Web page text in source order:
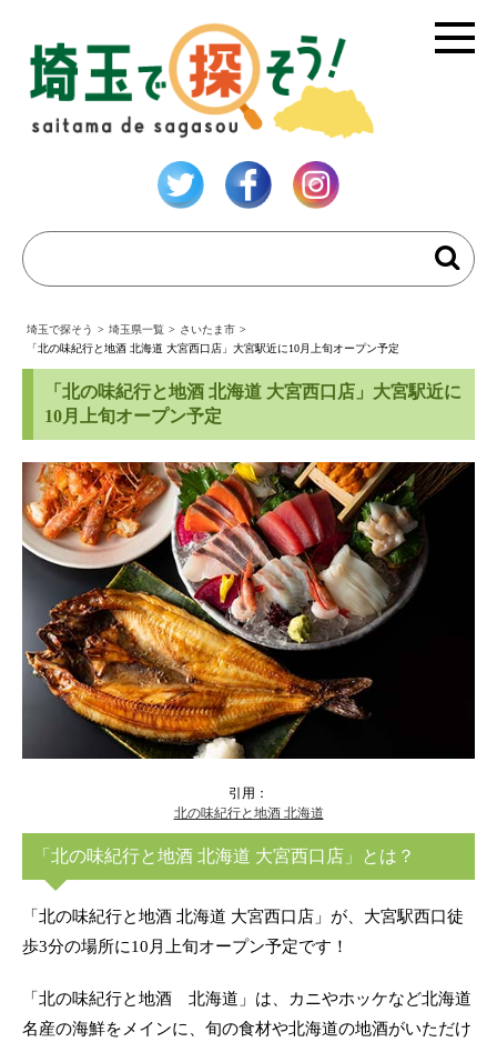
埼玉で探そう > 埼玉県一覧 > さいたま市 >
「北の味紀行と地酒 北海道 大宮西口店」大宮駅近に10月上旬オープン予定
「北の味紀行と地酒 北海道 大宮西口店」大宮駅近に
10月上旬オープン予定
引用：
北の味紀行と地酒 北海道
「北の味紀行と地酒 北海道 大宮西口店」とは？
「北の味紀行と地酒 北海道 大宮西口店」が、大宮駅西口徒
歩3分の場所に10月上旬オープン予定です！
「北の味紀行と地酒 北海道」は、カニやホッケなど北海道
名産の海鮮をメインに、旬の食材や北海道の地酒がいただけ